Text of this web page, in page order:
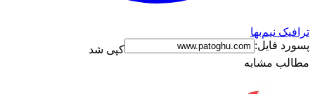
ترافیک نیم‌بها
پسورد فایل:
کپی شد
مطالب مشابه